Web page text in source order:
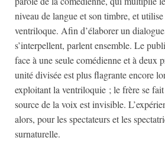
niveau de langue et son timbre, et
ventriloque. Afin d’élaborer un
s’interpellent, parlent ensemble. Le
face à une seule comédienne et à deux
unité divisée est plus flagrante encore
exploitant la ventriloquie ; le frère se
source de la voix est invisible.
alors, pour les spectateurs et les
surnaturelle.